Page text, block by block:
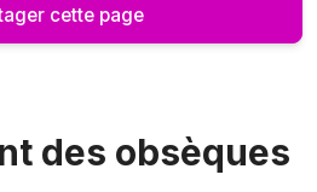
cette page
des obsèques